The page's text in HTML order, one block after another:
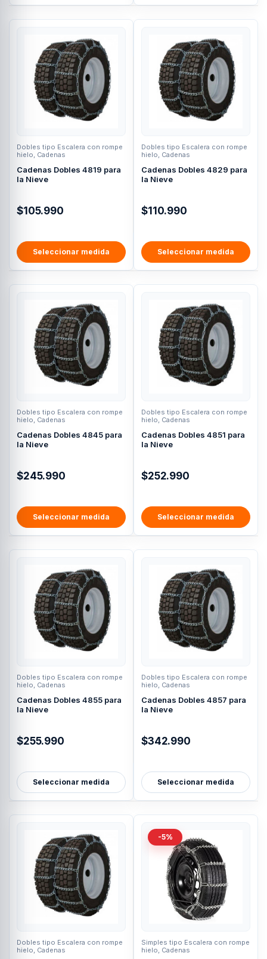
Dobles tipo Escalera con rompe
hielo, Cadenas
Cadenas Dobles 4819 para
la Nieve
$105.990
Seleccionar medida
Dobles tipo Escalera con rompe
hielo, Cadenas
Cadenas Dobles 4829 para
la Nieve
$110.990
Seleccionar medida
Dobles tipo Escalera con rompe
hielo, Cadenas
Cadenas Dobles 4845 para
la Nieve
$245.990
Seleccionar medida
Dobles tipo Escalera con rompe
hielo, Cadenas
Cadenas Dobles 4851 para
la Nieve
$252.990
Seleccionar medida
Dobles tipo Escalera con rompe
hielo, Cadenas
Cadenas Dobles 4855 para
la Nieve
$255.990
Seleccionar medida
Dobles tipo Escalera con rompe
hielo, Cadenas
Cadenas Dobles 4857 para
la Nieve
$342.990
Seleccionar medida
Dobles tipo Escalera con rompe
hielo, Cadenas
Simples tipo Escalera con rompe
hielo, Cadenas
-5%